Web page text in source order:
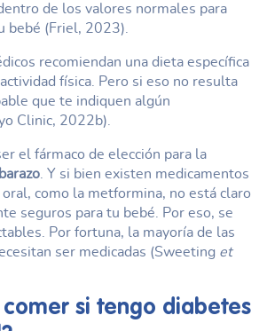
de los valores normales para
bebé (Friel, 2023).
recomiendan una dieta específica
física. Pero si eso no resulta
que te indiquen algún
Clinic, 2022b).
el fármaco de elección para la
. Y si bien existen medicamentos
como la metformina, no está claro
seguros para tu bebé. Por eso, se
Por fortuna, la mayoría de las
ser medicadas (Sweeting et
si tengo diabetes